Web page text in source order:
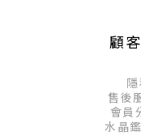
顧
售後
會員
水晶